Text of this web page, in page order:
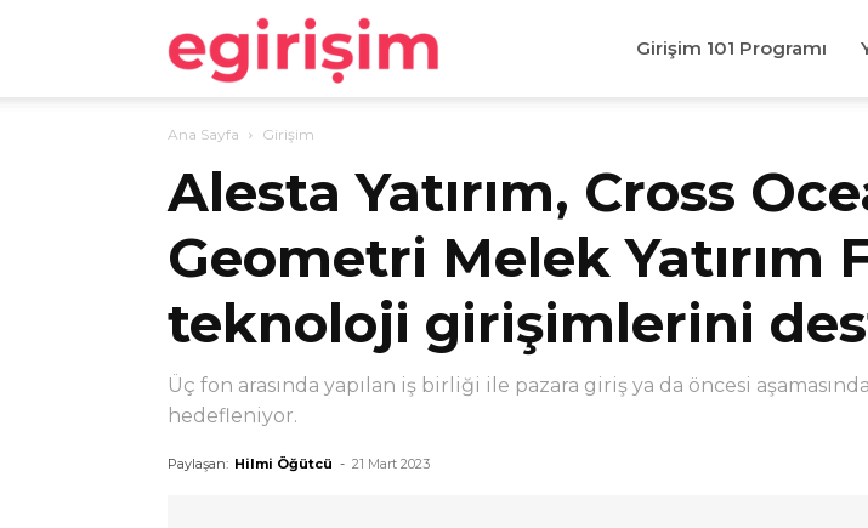
egirişim Girişim 101 Programı
Ana Sayfa Girişim
Alesta Yatırım, Cross
Geometri Melek Yatırım
teknoloji girişimlerini
Üç fon arasında yapılan iş birliği ile pazara giriş ya da öncesi
hedefleniyor.
Paylaşan: Hilmi Öğütcü - 21 Mart 2023